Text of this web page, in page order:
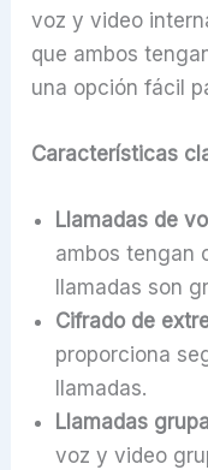
voz y video
que ambos
una opción fácil
Características
Llamadas de
ambos tengan
llamadas son
Cifrado de
proporciona
llamadas.
Llamadas
voz y video